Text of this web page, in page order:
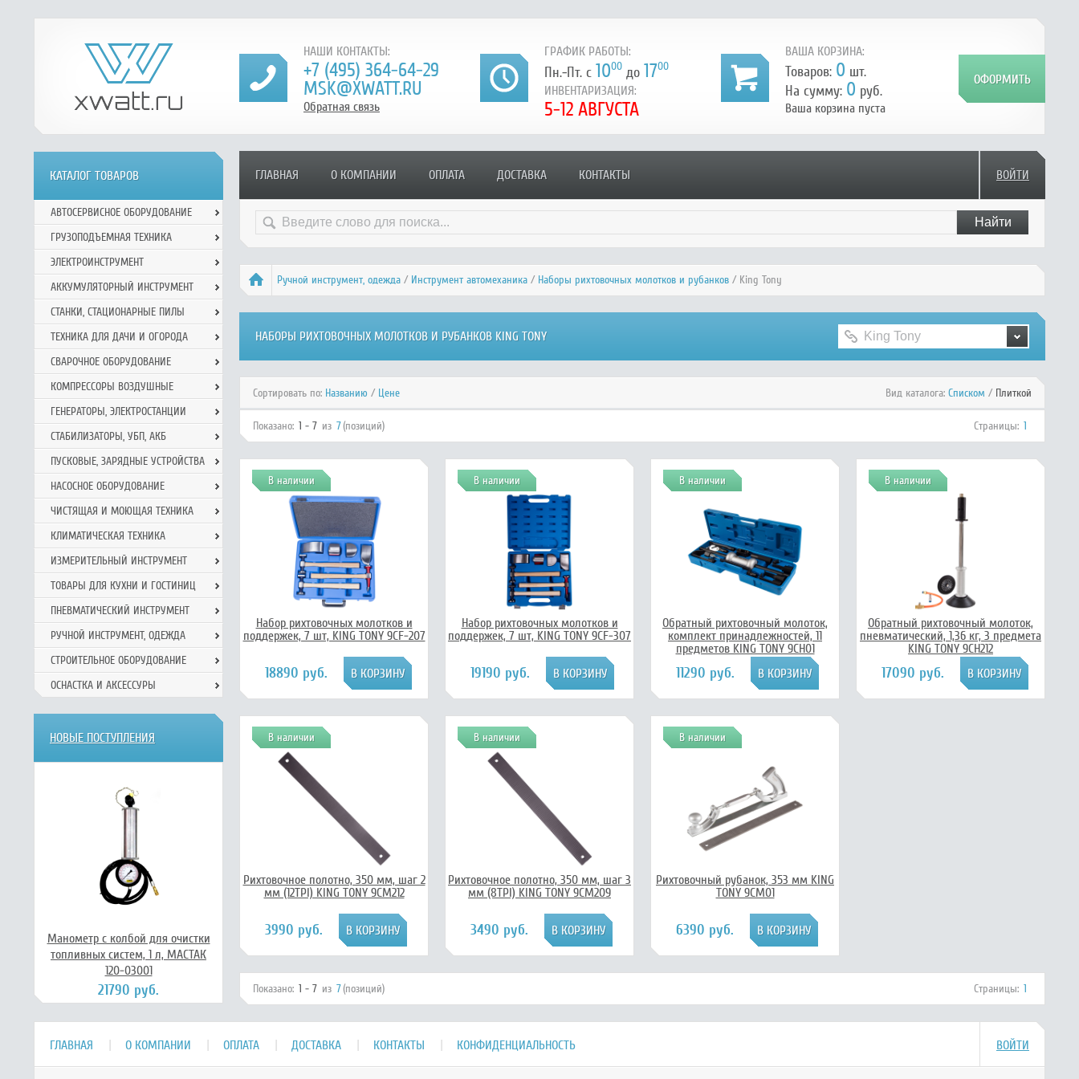
НАШИ КОНТАКТЫ:
+7 (495) 364-64-29
MSK@XWATT.RU
Обратная связь
ГРАФИК РАБОТЫ:
Пн.-Пт. с 1000 до 1700
ИНВЕНТАРИЗАЦИЯ:
5-12 АВГУСТА
ВАША КОРЗИНА:
Товаров: 0 шт.
На сумму: 0 руб.
Ваша корзина пуста
ГЛАВНАЯ О КОМПАНИИ ОПЛАТА ДОСТАВКА КОНТАКТЫ ВОЙТИ
Ручной инcтрумент, одежда / Инструмент автомеханика / Наборы рихтовочных молотков и рубанков / King Tony
НАБОРЫ РИХТОВОЧНЫХ МОЛОТКОВ И РУБАНКОВ KING TONY
Сортировать по: Названию / Цене Вид каталога: Списком / Плиткой
Показано: 1 - 7 из 7(позиций) Страницы: 1
В наличии
Набор рихтовочных молотков и
поддержек, 7 шт, KING TONY 9CF-207
18890 руб.
В наличии
Набор рихтовочных молотков и
поддержек, 7 шт, KING TONY 9CF-307
19190 руб.
В наличии
Обратный рихтовочный молоток,
комплект принадлежностей, 11
предметов KING TONY 9CH01
11290 руб.
В наличии
Обратный рихтовочный молоток,
пневматический, 1,36 кг, 3 предмета
KING TONY 9CH212
17090 руб.
В наличии
Рихтовочное полотно, 350 мм, шаг 2
мм (12TPI) KING TONY 9CM212
3990 руб.
В наличии
Рихтовочное полотно, 350 мм, шаг 3
мм (8TPI) KING TONY 9CM209
3490 руб.
В наличии
Рихтовочный рубанок, 353 мм KING
TONY 9CM01
6390 руб.
Показано: 1 - 7 из 7(позиций) Страницы: 1
КАТАЛОГ ТОВАРОВ
АВТОСЕРВИСНОЕ ОБОРУДОВАНИЕ
ГРУЗОПОДЪЕМНАЯ ТЕХНИКА
ЭЛЕКТРОИНСТРУМЕНТ
АККУМУЛЯТОРНЫЙ ИНСТРУМЕНТ
СТАНКИ, СТАЦИОНАРНЫЕ ПИЛЫ
ТЕХНИКА ДЛЯ ДАЧИ И ОГОРОДА
СВАРОЧНОЕ ОБОРУДОВАНИЕ
КОМПРЕССОРЫ ВОЗДУШНЫЕ
ГЕНЕРАТОРЫ, ЭЛЕКТРОСТАНЦИИ
СТАБИЛИЗАТОРЫ, УБП, АКБ
ПУСКОВЫЕ, ЗАРЯДНЫЕ УСТРОЙСТВА
НАСОСНОЕ ОБОРУДОВАНИЕ
ЧИСТЯЩАЯ И МОЮЩАЯ ТЕХНИКА
КЛИМАТИЧЕСКАЯ ТЕХНИКА
ИЗМЕРИТЕЛЬНЫЙ ИНСТРУМЕНТ
ТОВАРЫ ДЛЯ КУХНИ И ГОСТИНИЦ
ПНЕВМАТИЧЕСКИЙ ИНСТРУМЕНТ
РУЧНОЙ ИНCТРУМЕНТ, ОДЕЖДА
СТРОИТЕЛЬНОЕ ОБОРУДОВАНИЕ
ОСНАСТКА И АКСЕССУРЫ
НОВЫЕ ПОСТУПЛЕНИЯ
Манометр с колбой для очистки
топливных систем, 1 л, МАСТАК
120-03001
21790 руб.
ГЛАВНАЯ О КОМПАНИИ ОПЛАТА ДОСТАВКА КОНТАКТЫ КОНФИДЕНЦИАЛЬНОСТЬ ВОЙТИ